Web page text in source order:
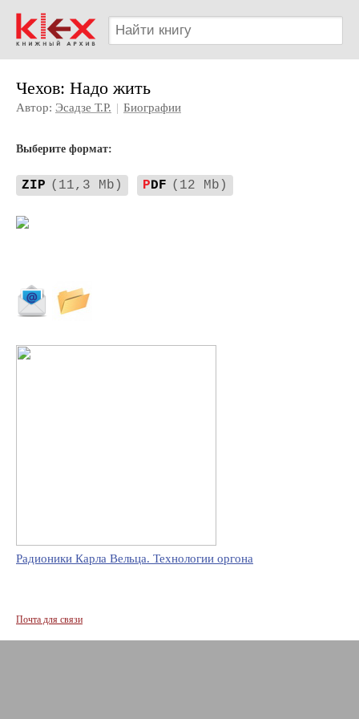
Чехов: Надо жить
Автор: Эсадзе Т.Р. | Биографии
Выберите формат:
ZIP (11,3 Mb) PDF (12 Mb)
Радионики Карла Вельца. Технологии оргона
Почта для связи